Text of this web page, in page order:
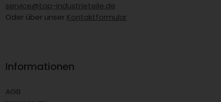
service@top-industrieteile.de
Oder über unser Kontaktformular
Informationen
AGB